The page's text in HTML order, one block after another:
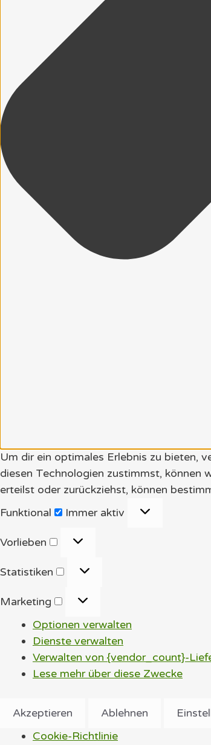
Um dir ein optimales Erlebnis zu bieten,
diesen Technologien zustimmst, können
erteilst oder zurückziehst, können
Funktional
Funktional
Immer aktiv
Vorlieben
Vorlieben
Statistiken
Statistiken
Marketing
Marketing
Optionen verwalten
Dienste verwalten
Verwalten von {vendor_count}-
Lese mehr über diese Zwecke
Akzeptieren Ablehnen
Cookie-Richtlinie